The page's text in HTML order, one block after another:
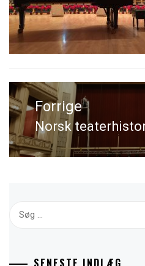
Indlægsnavigation
Previous
post:
Norsk
efter:
SENESTE INDLÆG